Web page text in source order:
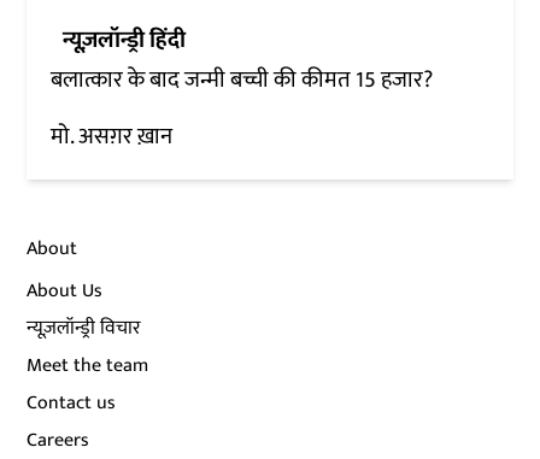
न्यूज़लॉन्ड्री हिंदी
बलात्कार के बाद जन्मी बच्ची की कीमत 15 हजार?
मो. असग़र ख़ान
About
About Us
न्यूज़लॉन्ड्री विचार
Meet the team
Contact us
Careers